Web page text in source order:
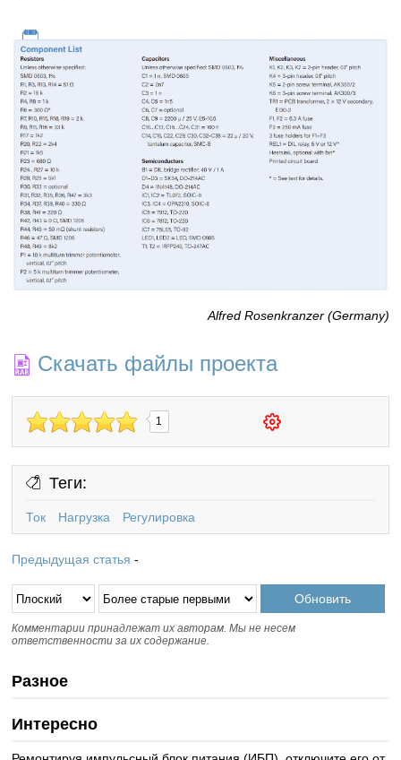
Alfred Rosenkranzer (Germany)
Скачать файлы проекта
1
Теги:
Ток Нагрузка Регулировка
Предыдущая статья -
Комментарии принадлежат их авторам. Мы не несем
ответственности за их содержание.
Разное
Интересно